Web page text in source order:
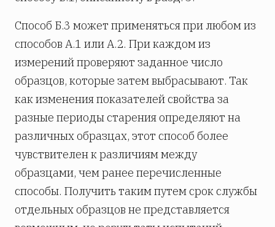
Способ Б.3 может применяться при любом из
способов A.1 или А.2. При каждом из
измерений проверяют заданное число
образцов, которые затем выбрасывают. Так
как изменения показателей свойства за
разные периоды старения определяют на
различных образцах, этот способ более
чувствителен к различиям между
образцами, чем ранее перечисленные
способы. Получить таким путем срок службы
отдельных образцов не представляется